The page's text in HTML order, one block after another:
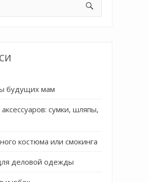
будущих мам
сумки, шляпы,
костюма или смокинга
деловой одежды